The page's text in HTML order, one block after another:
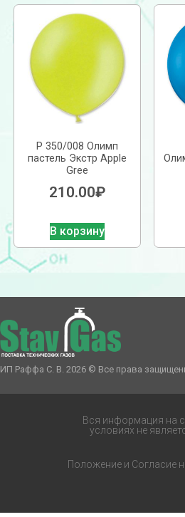
Р 350/008 Олимп
пастель Экстр Apple
Gree
210.00₽
В корзину
ИП Раффа С. В. 2026 © Все права
Вся информация на
условиях не
Положение и Согласие